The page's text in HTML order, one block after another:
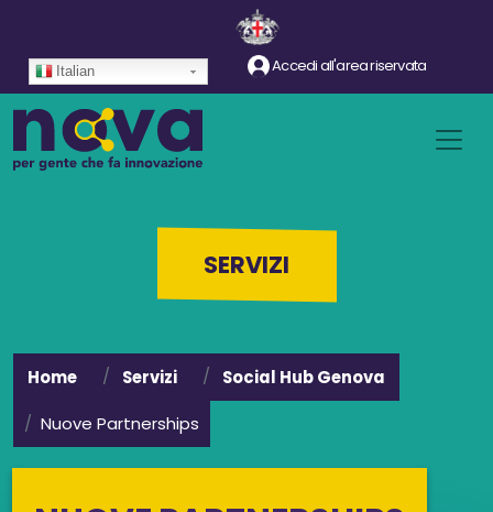
Salta al contenuto principale
Italian Accedi all'area riservata
SERVIZI
Home Servizi
Social Hub Genova
Nuove Partnerships